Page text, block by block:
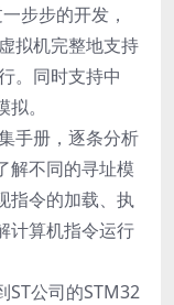
步步的开发，
拟机完整地支持
。同时支持中
。
手册，逐条分析
解不同的寻址模
指令的加载、执
计算机指令运行
ST公司的STM32